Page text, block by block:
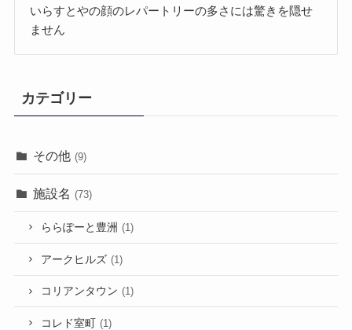
いらすとやの顔のレパートリーの多さには驚きを隠せ
ません
カテゴリー
その他 (9)
施設名 (73)
ららぽーと豊洲 (1)
アークヒルズ (1)
コリアンタウン (1)
コレド室町 (1)